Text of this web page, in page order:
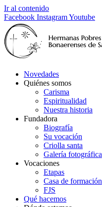
Ir al contenido
Facebook InstagramYoutube
Novedades
Quiénes somos
Carisma
Espiritualidad
Nuestra historia
Fundadora
Biografía
Su vocación
Criolla santa
Galería fotográfica
Vocaciones
Etapas
Casa de formación
FJS
Qué hacemos